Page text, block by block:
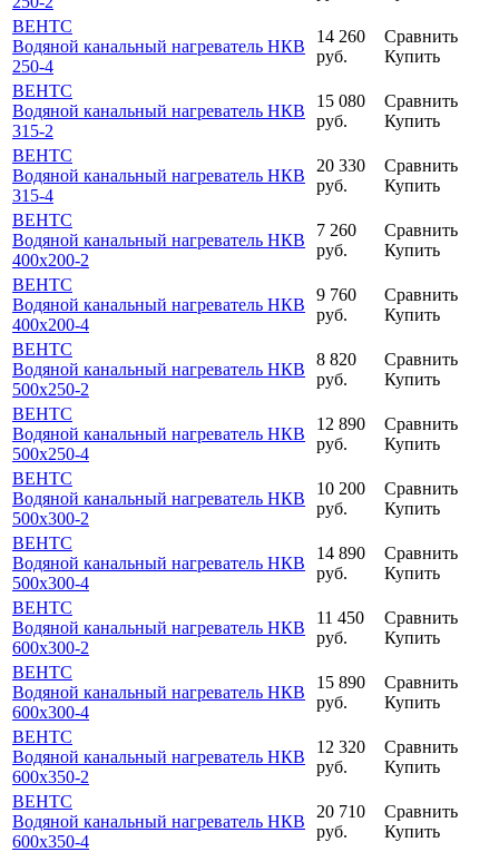
ВЕНТС
Водяной канальный нагреватель НКВ
250-4
14 260
руб.
Сравнить
Купить
ВЕНТС
Водяной канальный нагреватель НКВ
315-2
15 080
руб.
Сравнить
Купить
ВЕНТС
Водяной канальный нагреватель НКВ
315-4
20 330
руб.
Сравнить
Купить
ВЕНТС
Водяной канальный нагреватель НКВ
400x200-2
7 260
руб.
Сравнить
Купить
ВЕНТС
Водяной канальный нагреватель НКВ
400x200-4
9 760
руб.
Сравнить
Купить
ВЕНТС
Водяной канальный нагреватель НКВ
500x250-2
8 820
руб.
Сравнить
Купить
ВЕНТС
Водяной канальный нагреватель НКВ
500x250-4
12 890
руб.
Сравнить
Купить
ВЕНТС
Водяной канальный нагреватель НКВ
500x300-2
10 200
руб.
Сравнить
Купить
ВЕНТС
Водяной канальный нагреватель НКВ
500x300-4
14 890
руб.
Сравнить
Купить
ВЕНТС
Водяной канальный нагреватель НКВ
600x300-2
11 450
руб.
Сравнить
Купить
ВЕНТС
Водяной канальный нагреватель НКВ
600x300-4
15 890
руб.
Сравнить
Купить
ВЕНТС
Водяной канальный нагреватель НКВ
600x350-2
12 320
руб.
Сравнить
Купить
ВЕНТС
Водяной канальный нагреватель НКВ
600x350-4
20 710
руб.
Сравнить
Купить